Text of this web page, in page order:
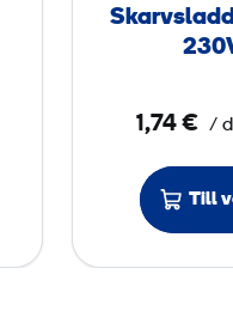
Skarvsladd
1,74 € /
Till